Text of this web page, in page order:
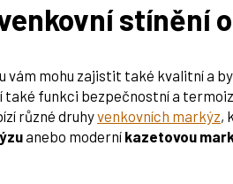
stínění
vám mohu zajistit také kvalitní a
také funkci bezpečnostní a
různé druhyvenkovních markýz,
anebo moderní kazetovou